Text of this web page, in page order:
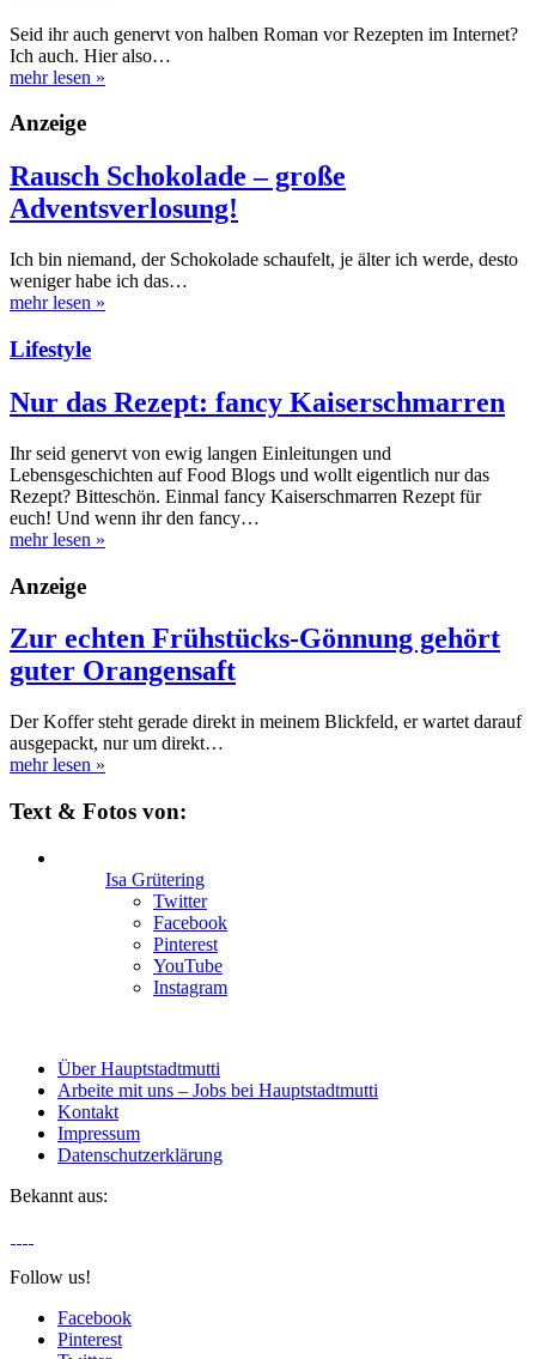
Seid ihr auch genervt von halben Roman vor Rezepten im Internet?
Ich auch. Hier also…
mehr lesen »
Anzeige
Rausch Schokolade – große
Adventsverlosung!
Ich bin niemand, der Schokolade schaufelt, je älter ich werde, desto
weniger habe ich das…
mehr lesen »
Lifestyle
Nur das Rezept: fancy Kaiserschmarren
Ihr seid genervt von ewig langen Einleitungen und
Lebensgeschichten auf Food Blogs und wollt eigentlich nur das
Rezept? Bitteschön. Einmal fancy Kaiserschmarren Rezept für
euch! Und wenn ihr den fancy…
mehr lesen »
Anzeige
Zur echten Frühstücks-Gönnung gehört
guter Orangensaft
Der Koffer steht gerade direkt in meinem Blickfeld, er wartet darauf
ausgepackt, nur um direkt…
mehr lesen »
Text & Fotos von:
Isa Grütering
Twitter
Facebook
Pinterest
YouTube
Instagram
Über Hauptstadtmutti
Arbeite mit uns – Jobs bei Hauptstadtmutti
Kontakt
Impressum
Datenschutzerklärung
Bekannt aus:
Follow us!
Facebook
Pinterest